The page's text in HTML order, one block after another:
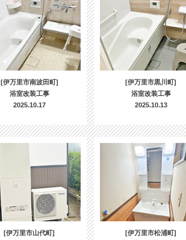
[伊万里市南波田町]
浴室改装工事
2025.10.17
[伊万里市黒川町]
浴室改装工事
2025.10.13
[伊万里市山代町]
[伊万里市松浦町]